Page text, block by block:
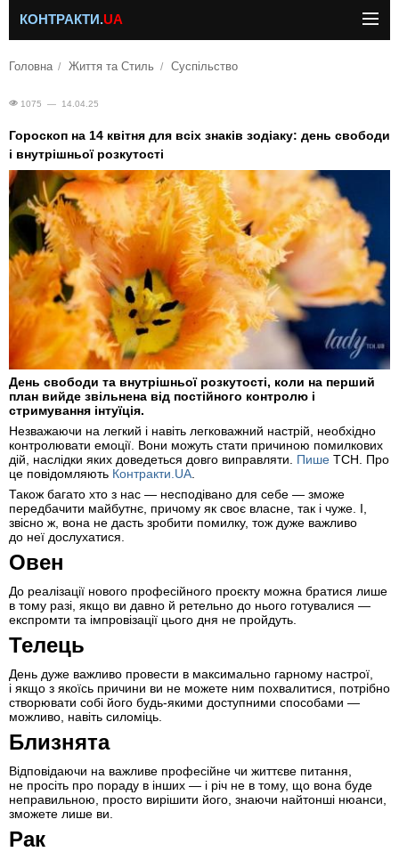
КОНТРАКТИ.UA
Головна Життя та Стиль Суспільство
1075 — 14.04.25
Гороскоп на 14 квітня для всіх знаків зодіаку: день свободи
і внутрішньої розкутості
День свободи та внутрішньої розкутості, коли на перший
план вийде звільнена від постійного контролю і
стримування інтуїція.
Незважаючи на легкий і навіть легковажний настрій, необхідно
контролювати емоції. Вони можуть стати причиною помилкових
дій, наслідки яких доведеться довго виправляти. Пише ТСН. Про
це повідомляють Контракти.UA.
Також багато хто з нас — несподівано для себе — зможе
передбачити майбутнє, причому як своє власне, так і чуже. І,
звісно ж, вона не дасть зробити помилку, тож дуже важливо
до неї дослухатися.
Овен
До реалізації нового професійного проєкту можна братися лише
в тому разі, якщо ви давно й ретельно до нього готувалися —
експромти та імпровізації цього дня не пройдуть.
Телець
День дуже важливо провести в максимально гарному настрої,
і якщо з якоїсь причини ви не можете ним похвалитися, потрібно
створювати собі його будь-якими доступними способами —
можливо, навіть силоміць.
Близнята
Відповідаючи на важливе професійне чи життєве питання,
не просіть про пораду в інших — і річ не в тому, що вона буде
неправильною, просто вирішити його, знаючи найтонші нюанси,
зможете лише ви.
Рак